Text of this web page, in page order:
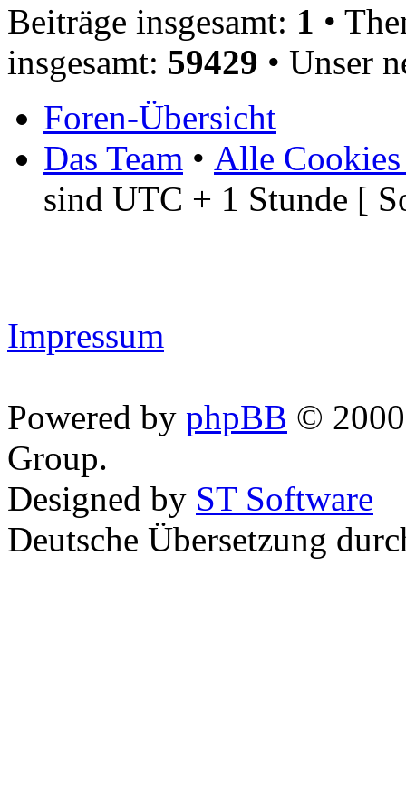
Beiträge insgesamt: 1 •
insgesamt: 59429 • Unser
Foren-Übersicht
Das Team • Alle Cookies
sind UTC + 1 Stunde [
Impressum
Powered by phpBB ©
Group.
Designed by ST Software
Deutsche Übersetzung